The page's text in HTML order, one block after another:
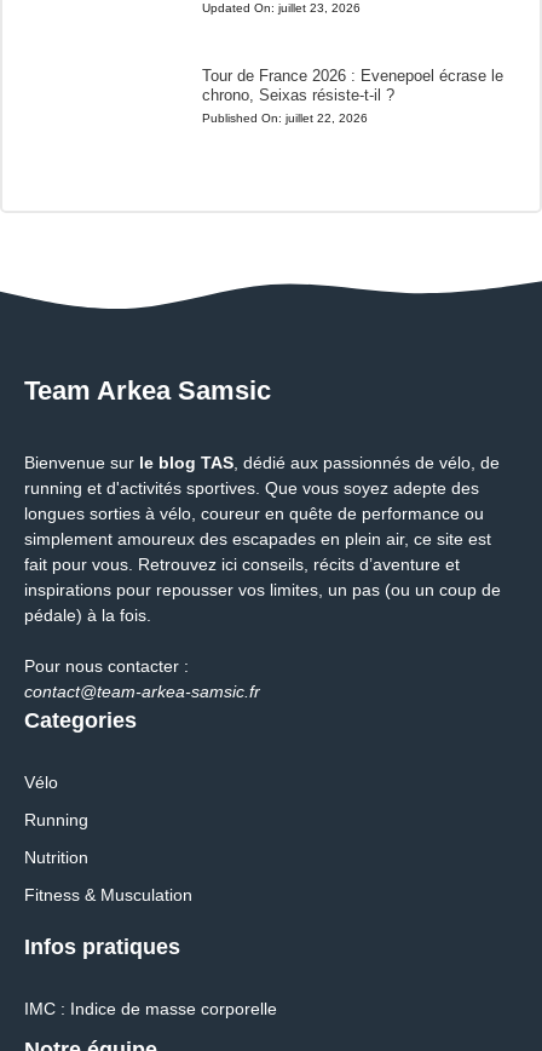
Updated On: juillet 23, 2026
Tour de France 2026 : Evenepoel écrase le
chrono, Seixas résiste-t-il ?
Published On: juillet 22, 2026
Team Arkea Samsic
Bienvenue sur le blog TAS, dédié aux passionnés de vélo, de
running et d'activités sportives. Que vous soyez adepte des
longues sorties à vélo, coureur en quête de performance ou
simplement amoureux des escapades en plein air, ce site est
fait pour vous. Retrouvez ici conseils, récits d’aventure et
inspirations pour repousser vos limites, un pas (ou un coup de
pédale) à la fois.
Pour nous contacter :
contact@team-arkea-samsic.fr
Categories
Vélo
Running
Nutrition
Fitness & Musculation
Infos pratiques
IMC : Indice de masse corporelle